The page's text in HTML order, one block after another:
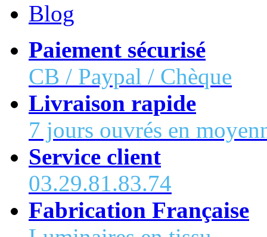
Blog
Paiement sécurisé
CB / Paypal / Chèque
Livraison rapide
7 jours ouvrés en
Service client
03.29.81.83.74
Fabrication Française